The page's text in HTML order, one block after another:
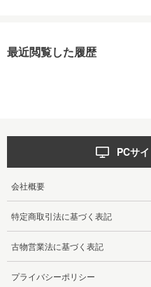
最近閲覧した履歴
PCサ
会社概要
特定商取引法に基づく表記
古物営業法に基づく表記
プライバシーポリシー